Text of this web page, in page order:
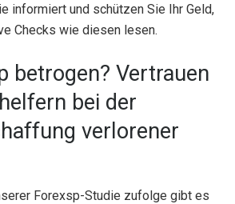
informiert und schützen Sie Ihr Geld,
Checks wie diesen lesen.
betrogen? Vertrauen
bei der
verlorener
Forexsp-Studie zufolge gibt es